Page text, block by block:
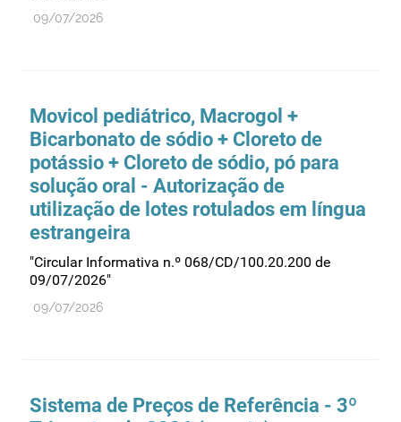
09/07/2026
Movicol pediátrico, Macrogol +
Bicarbonato de sódio + Cloreto de
potássio + Cloreto de sódio, pó para
solução oral - Autorização de
utilização de lotes rotulados em língua
estrangeira
"Circular Informativa n.º 068/CD/100.20.200 de
09/07/2026"
09/07/2026
Sistema de Preços de Referência - 3º